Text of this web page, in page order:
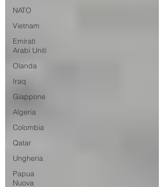
NATO
Vietnam
Emirati
Arabi Uniti
Olanda
Iraq
Giappone
Algeria
Colombia
Qatar
Ungheria
Papua
Nuova